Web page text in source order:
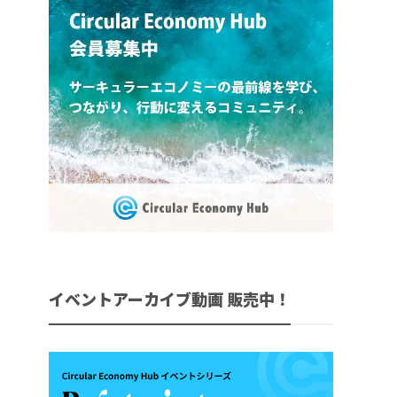
イベントアーカイブ動画 販売中！